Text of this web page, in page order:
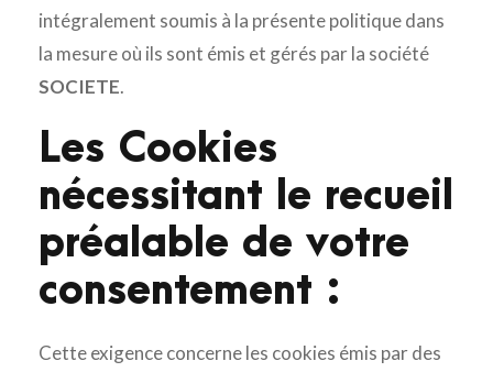
intégralement soumis à la présente politique dans
la mesure où ils sont émis et gérés par la société
SOCIETE.
Les Cookies
nécessitant le recueil
préalable de votre
consentement :
Cette exigence concerne les cookies émis par des